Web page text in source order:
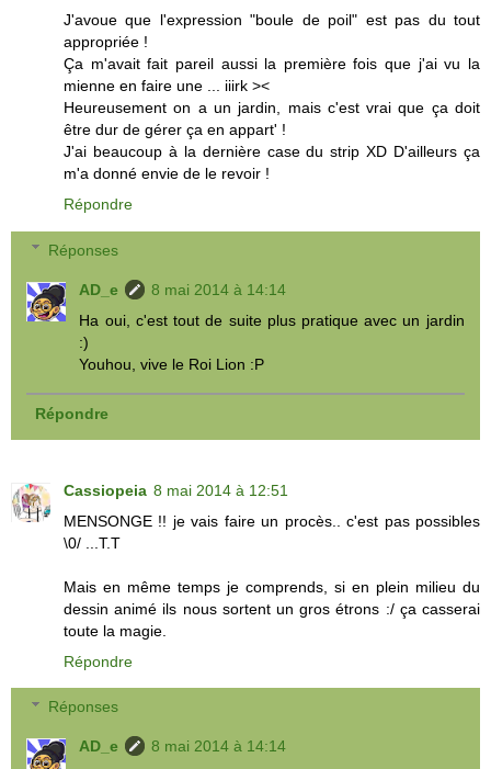
J'avoue que l'expression "boule de poil" est pas du tout
appropriée !
Ça m'avait fait pareil aussi la première fois que j'ai vu la
mienne en faire une ... iiirk ><
Heureusement on a un jardin, mais c'est vrai que ça doit
être dur de gérer ça en appart' !
J'ai beaucoup à la dernière case du strip XD D'ailleurs ça
m'a donné envie de le revoir !
Répondre
Réponses
AD_e
8 mai 2014 à 14:14
Ha oui, c'est tout de suite plus pratique avec un jardin
:)
Youhou, vive le Roi Lion :P
Répondre
Cassiopeia 8 mai 2014 à 12:51
MENSONGE !! je vais faire un procès.. c'est pas possibles
\0/ ...T.T
Mais en même temps je comprends, si en plein milieu du
dessin animé ils nous sortent un gros étrons :/ ça casserai
toute la magie.
Répondre
Réponses
AD_e
8 mai 2014 à 14:14